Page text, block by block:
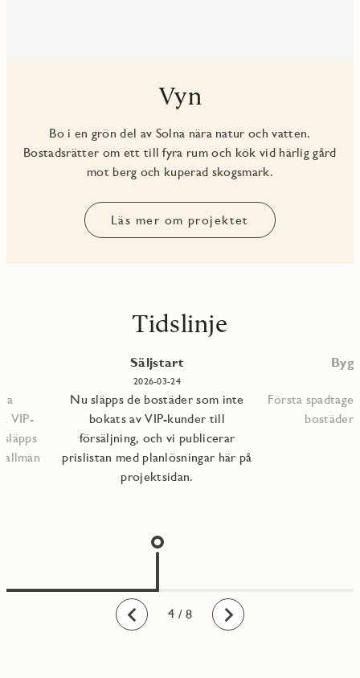
Vyn
Bo i en grön del av Solna nära natur och vatten.
Bostadsrätter om ett till fyra rum och kök vid härlig gård
mot berg och kuperad skogsmark.
Läs mer om projektet
Tidslinje
Bakåt
VIP-
Säljstart
2026-03-24
Nu släpps de bostäder som inte
bokats av VIP-kunder till
försäljning, och vi publicerar
prislistan med planlösningar här på
projektsidan.
Första
Framåt
1
2
3
4
5
6
7
8 / 8